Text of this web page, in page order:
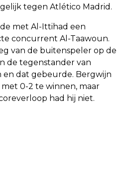
tegen Atlético Madrid.
met Al-Ittihad een
concurrent Al-Taawoun.
van de buitenspeler op de
de tegenstander van
en dat gebeurde. Bergwijn
met 0-2 te winnen, maar
had hij niet.